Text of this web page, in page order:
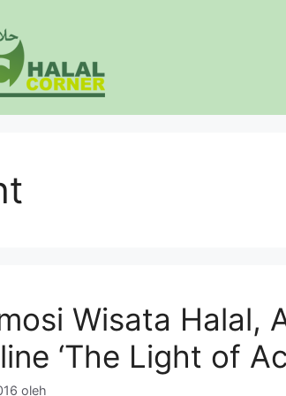
Wisata Halal,
‘The Light of
oleh